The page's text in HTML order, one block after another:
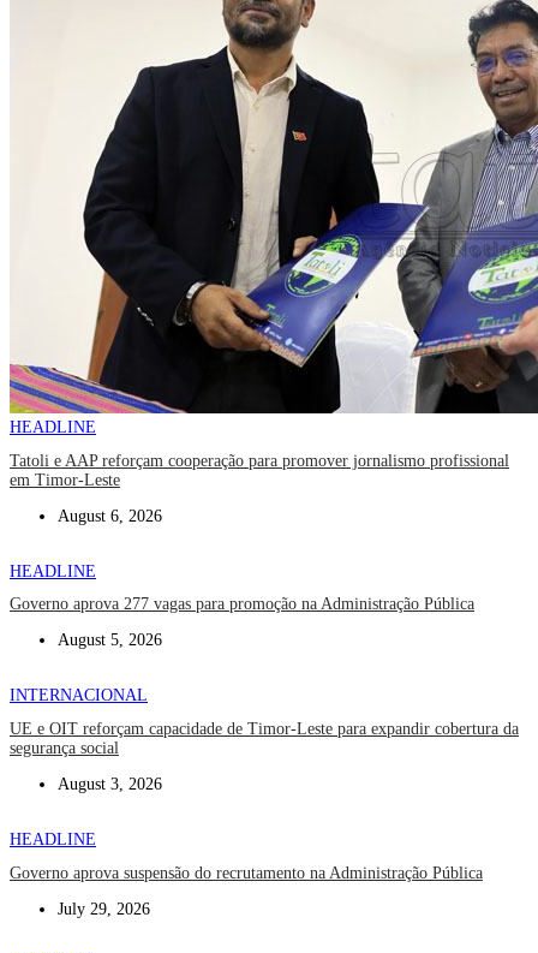
HEADLINE
Tatoli e AAP reforçam cooperação para promover jornalismo profissional
em Timor-Leste
August 6, 2026
HEADLINE
Governo aprova 277 vagas para promoção na Administração Pública
August 5, 2026
INTERNACIONAL
UE e OIT reforçam capacidade de Timor-Leste para expandir cobertura da
segurança social
August 3, 2026
HEADLINE
Governo aprova suspensão do recrutamento na Administração Pública
July 29, 2026